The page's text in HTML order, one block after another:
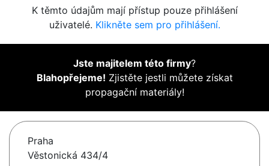
K těmto údajům mají přístup pouze přihlášení
uživatelé. Klikněte sem pro přihlášení.
Jste majitelem této firmy?
Blahopřejeme! Zjistěte jestli můžete získat
propagační materiály!
Praha
Věstonická 434/4